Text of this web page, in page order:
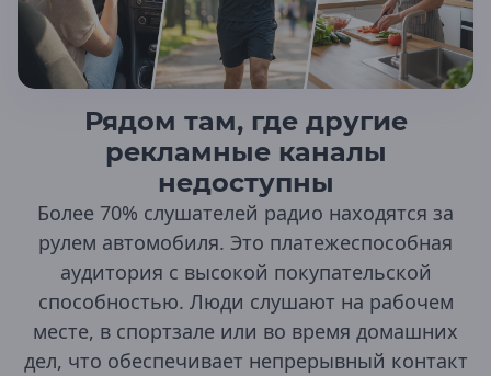
Рядом там, где другие
рекламные каналы
недоступны
Более 70% слушателей радио находятся за
рулем автомобиля. Это платежеспособная
аудитория с высокой покупательской
способностью. Люди слушают на рабочем
месте, в спортзале или во время домашних
дел, что обеспечивает непрерывный контакт
Приморский край
Арсеньев
Артем
Дальнереченск
Лесозаводск
Находка
Спасск-Дальний
Уссурийск
Псковская область
Великие Луки